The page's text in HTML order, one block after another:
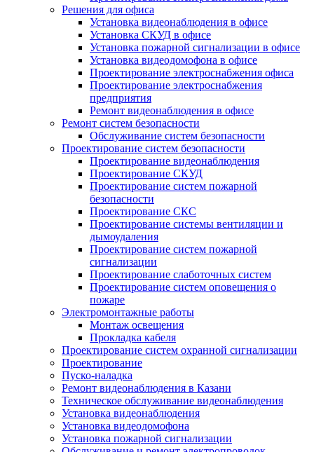
Решения для офиса
Установка видеонаблюдения в офисе
Установка СКУД в офисе
Установка пожарной сигнализации в офисе
Установка видеодомофона в офисе
Проектирование электроснабжения офиса
Проектирование электроснабжения
предприятия
Ремонт видеонаблюдения в офисе
Ремонт систем безопасности
Обслуживание систем безопасности
Проектирование систем безопасности
Проектирование видеонаблюдения
Проектирование СКУД
Проектирование систем пожарной
безопасности
Проектирование СКС
Проектирование системы вентиляции и
дымоудаления
Проектирование систем пожарной
сигнализации
Проектирование слаботочных систем
Проектирование систем оповещения о
пожаре
Электромонтажные работы
Монтаж освещения
Прокладка кабеля
Проектирование систем охранной сигнализации
Проектирование
Пуско-наладка
Ремонт видеонаблюдения в Казани
Техническое обслуживание видеонаблюдения
Установка видеонаблюдения
Установка видеодомофона
Установка пожарной сигнализации